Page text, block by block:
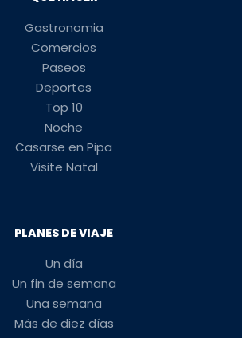
Gastronomia
Comercios
Paseos
Deportes
Top 10
Noche
Casarse en Pipa
Visite Natal
PLANES DE VIAJE
Un día
Un fin de semana
Una semana
Más de diez días